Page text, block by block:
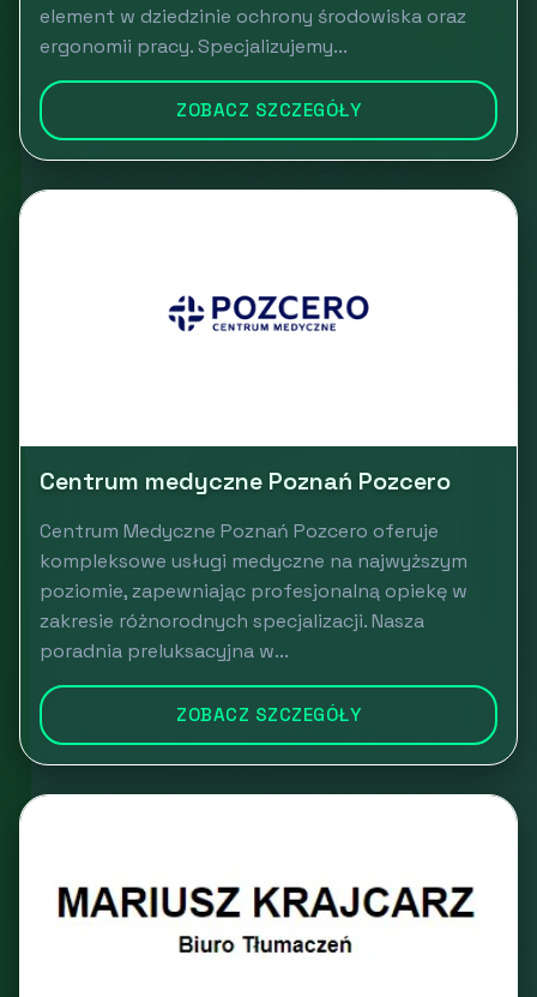
element w dziedzinie ochrony środowiska oraz
ergonomii pracy. Specjalizujemy...
ZOBACZ SZCZEGÓŁY
Centrum medyczne Poznań Pozcero
Centrum Medyczne Poznań Pozcero oferuje
kompleksowe usługi medyczne na najwyższym
poziomie, zapewniając profesjonalną opiekę w
zakresie różnorodnych specjalizacji. Nasza
poradnia preluksacyjna w...
ZOBACZ SZCZEGÓŁY